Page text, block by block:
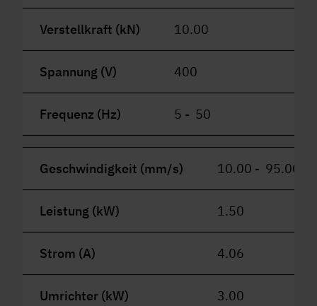
Verstellkraft (kN) 10.00
Spannung (V) 400
Frequenz (Hz) 5 - 50
Geschwindigkeit (mm/s) 10.00 - 95.00
Leistung (kW) 1.50
Strom (A) 4.06
Umrichter (kW) 3.00